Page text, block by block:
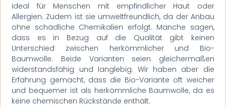
ideal für Menschen mit empfindlicher Haut oder
Allergien. Zudem ist sie umweltfreundlich, da der Anbau
ohne schädliche Chemikalien erfolgt. Manche sagen,
dass es in Bezug auf die Qualität gibt keinen
Unterschied zwischen herkömmlicher und Bio-
Baumwolle. Beide Varianten seien gleichermaßen
widerstandsfähig und langlebig. Wir haben aber die
Erfahrung gemacht, dass die Bio-Variante oft weicher
und bequemer ist als herkömmliche Baumwolle, da es
keine chemischen Rückstände enthält.